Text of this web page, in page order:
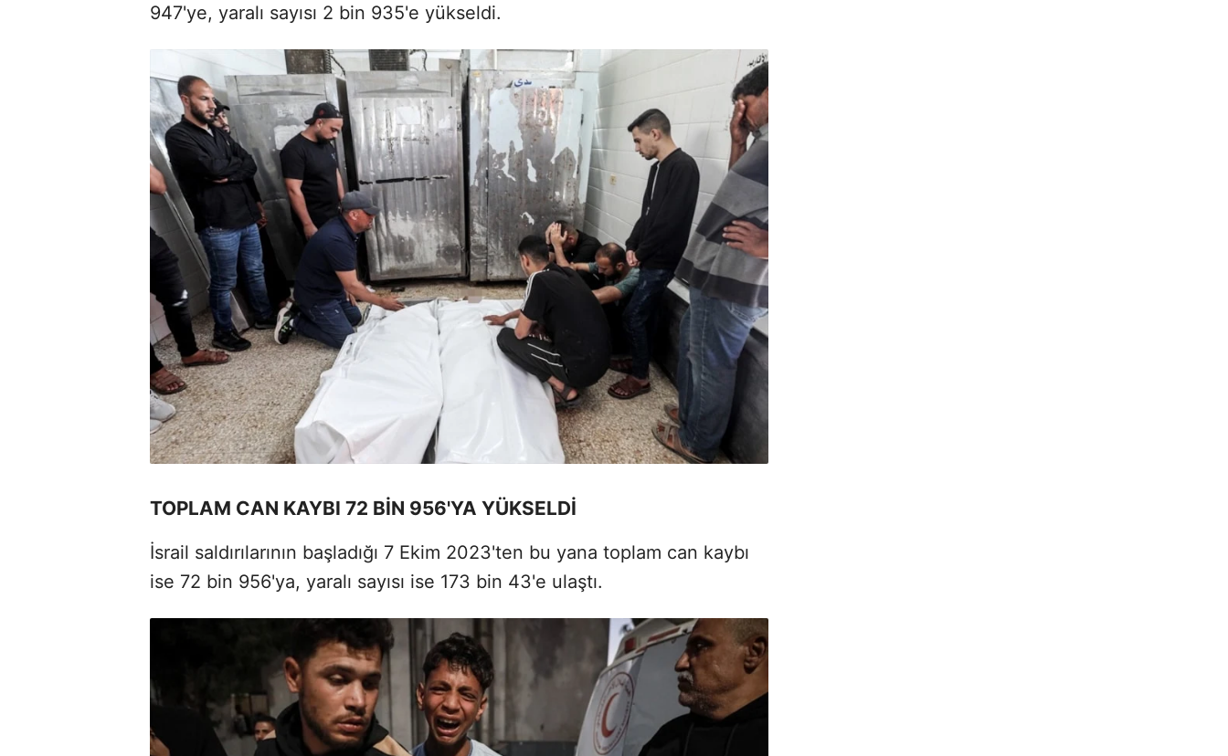
947'ye, yaralı sayısı 2 bin 935'e yükseldi.
TOPLAM CAN KAYBI 72 BİN 956'YA YÜKSELDİ
İsrail saldırılarının başladığı 7 Ekim 2023'ten bu yana toplam can kaybı
ise 72 bin 956'ya, yaralı sayısı ise 173 bin 43'e ulaştı.